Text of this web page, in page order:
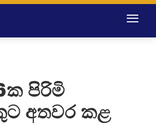
පිරිමි
අතවර කළ